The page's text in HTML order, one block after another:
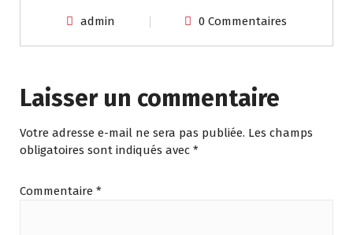
admin 0 Commentaires
Laisser un commentaire
Votre adresse e-mail ne sera pas publiée. Les champs
obligatoires sont indiqués avec *
Commentaire *